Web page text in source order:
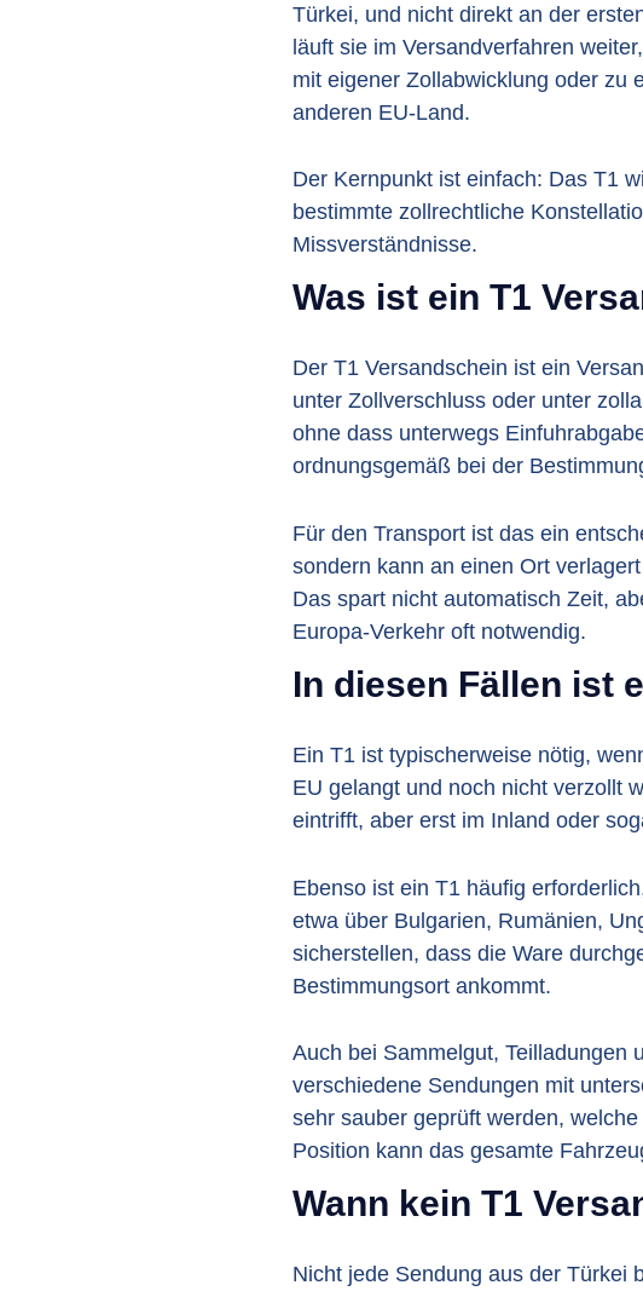
Türkei, und nicht direkt an der
läuft sie im Versandverfahren
mit eigener Zollabwicklung oder zu
anderen EU-Land.
Der Kernpunkt ist einfach: Das T1
bestimmte zollrechtliche
Missverständnisse.
Was ist ein T1
Der T1 Versandschein ist ein
unter Zollverschluss oder unter
ohne dass unterwegs
ordnungsgemäß bei der
Für den Transport ist das ein
sondern kann an einen Ort
Das spart nicht automatisch Zeit,
Europa-Verkehr oft notwendig.
In diesen Fällen ist
Ein T1 ist typischerweise nötig,
EU gelangt und noch nicht verzollt
eintrifft, aber erst im Inland oder
Ebenso ist ein T1 häufig
etwa über Bulgarien, Rumänien,
sicherstellen, dass die Ware
Bestimmungsort ankommt.
Auch bei Sammelgut, Teilladungen
verschiedene Sendungen mit
sehr sauber geprüft werden,
Position kann das gesamte
Wann kein T1
Nicht jede Sendung aus der Türkei